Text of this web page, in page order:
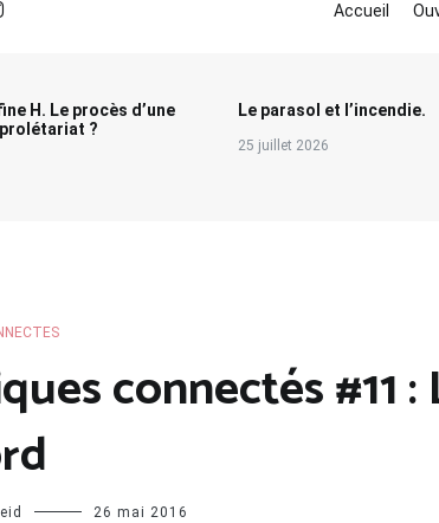
Accueil
H. Le procès d’une
prolétariat ?
Le parasol et l’incendie.
25 juillet 2026
connectés #11
26 mai 2016